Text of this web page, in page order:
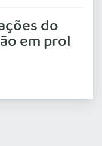
do
em prol